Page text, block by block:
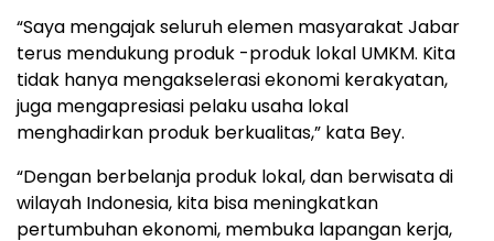
“Saya mengajak seluruh elemen masyarakat Jabar
terus mendukung produk -produk lokal UMKM. Kita
tidak hanya mengakselerasi ekonomi kerakyatan,
juga mengapresiasi pelaku usaha lokal
menghadirkan produk berkualitas,” kata Bey.
“Dengan berbelanja produk lokal, dan berwisata di
wilayah Indonesia, kita bisa meningkatkan
pertumbuhan ekonomi, membuka lapangan kerja,